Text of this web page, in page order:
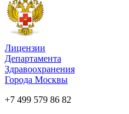
Лицензии
Департамента
Здравоохранения
Города Москвы
+7 499 579 86 82